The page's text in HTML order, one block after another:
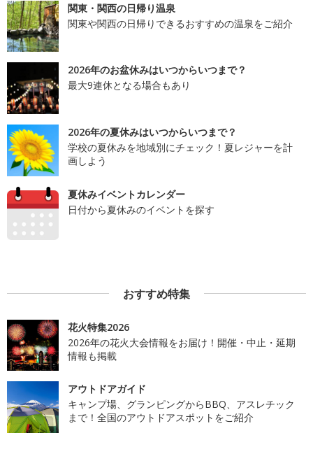
関東・関西の日帰り温泉
関東や関西の日帰りできるおすすめの温泉をご紹介
2026年のお盆休みはいつからいつまで？
最大9連休となる場合もあり
2026年の夏休みはいつからいつまで？
学校の夏休みを地域別にチェック！夏レジャーを計
画しよう
夏休みイベントカレンダー
日付から夏休みのイベントを探す
おすすめ特集
花火特集2026
2026年の花火大会情報をお届け！開催・中止・延期
情報も掲載
アウトドアガイド
キャンプ場、グランピングからBBQ、アスレチック
まで！全国のアウトドアスポットをご紹介